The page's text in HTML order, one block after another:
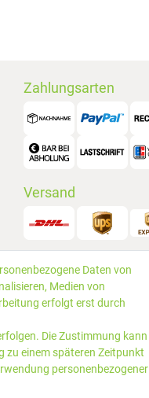
Zahlungsarten
Versand
Daten von
Medien von
erfolgt erst durch
Die Zustimmung kann
zu einem späteren Zeitpunkt
personenbezogener